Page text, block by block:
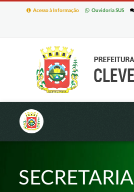
Ouvidoria SUS
Acesso à Informação
SECRETARIA